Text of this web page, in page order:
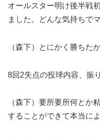
オールスター明け後半戦
ました。どんな気持ちで
（森下）とにかく勝ちた
8回2失点の投球内容、振
（森下）要所要所何とか
することができて本当に